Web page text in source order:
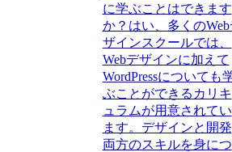
に学ぶことはできます
か？はい、多くのWeb
ザインスクールでは、
Webデザインに加えて
WordPressについても
ぶことができるカリキ
ュラムが用意されてい
ます。デザインと開発
両方のスキルを身につ